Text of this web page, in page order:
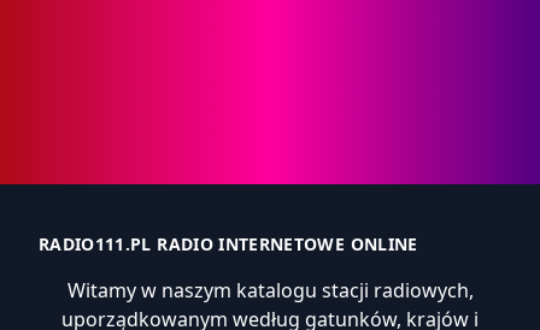
RADIO111.PL RADIO INTERNETOWE ONLINE
Witamy w naszym katalogu stacji radiowych,
uporządkowanym według gatunków, krajów i